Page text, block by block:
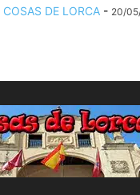
COSAS DE LORCA - 20/